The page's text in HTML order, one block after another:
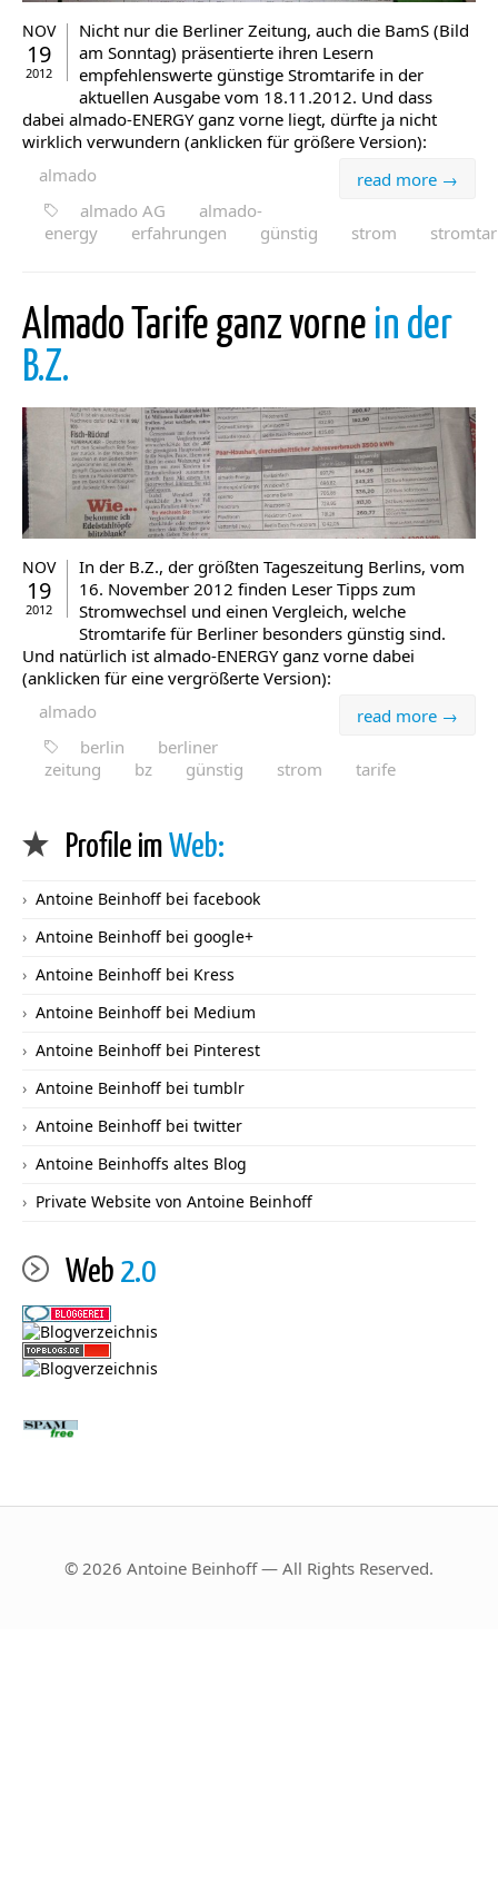
NOV
19
2012
Nicht nur die Berliner Zeitung, auch die BamS (Bild
am Sonntag) präsentierte ihren Lesern
empfehlenswerte günstige Stromtarife in der
aktuellen Ausgabe vom 18.11.2012. Und dass
dabei almado-ENERGY ganz vorne liegt, dürfte ja nicht
wirklich verwundern (anklicken für größere Version):
read more →
almado
almado AG
almado-
energy
erfahrungen günstig strom
Almado Tarife ganz vorne in der
B.Z.
NOV
19
2012
In der B.Z., der größten Tageszeitung Berlins, vom
16. November 2012 finden Leser Tipps zum
Stromwechsel und einen Vergleich, welche
Stromtarife für Berliner besonders günstig sind.
Und natürlich ist almado-ENERGY ganz vorne dabei
(anklicken für eine vergrößerte Version):
read more →
almado
berlin
berliner
zeitung
bz günstig strom tarife
Profile im Web:
Antoine Beinhoff bei facebook
Antoine Beinhoff bei google+
Antoine Beinhoff bei Kress
Antoine Beinhoff bei Medium
Antoine Beinhoff bei Pinterest
Antoine Beinhoff bei tumblr
Antoine Beinhoff bei twitter
Antoine Beinhoffs altes Blog
Private Website von Antoine Beinhoff
Web 2.0
© 2026 Antoine Beinhoff — All Rights Reserved.